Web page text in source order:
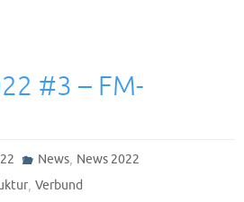
#3 – FM-
News, News 2022
,Verbund